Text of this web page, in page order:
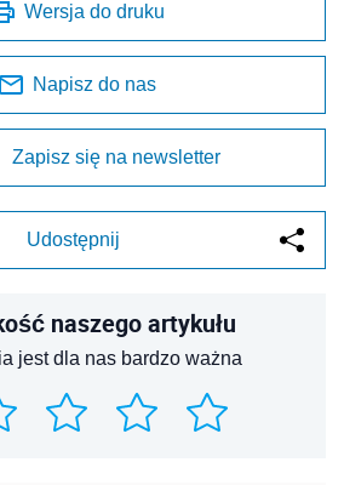
Wersja do druku
Napisz do nas
Zapisz się na newsletter
Udostępnij
naszego artykułu
jest dla nas bardzo ważna